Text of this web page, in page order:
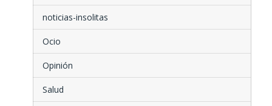
noticias-insolitas
Ocio
Opinión
Salud